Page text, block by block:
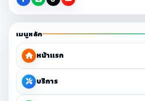
เมนูหลัก
หน้าแรก
บริการ